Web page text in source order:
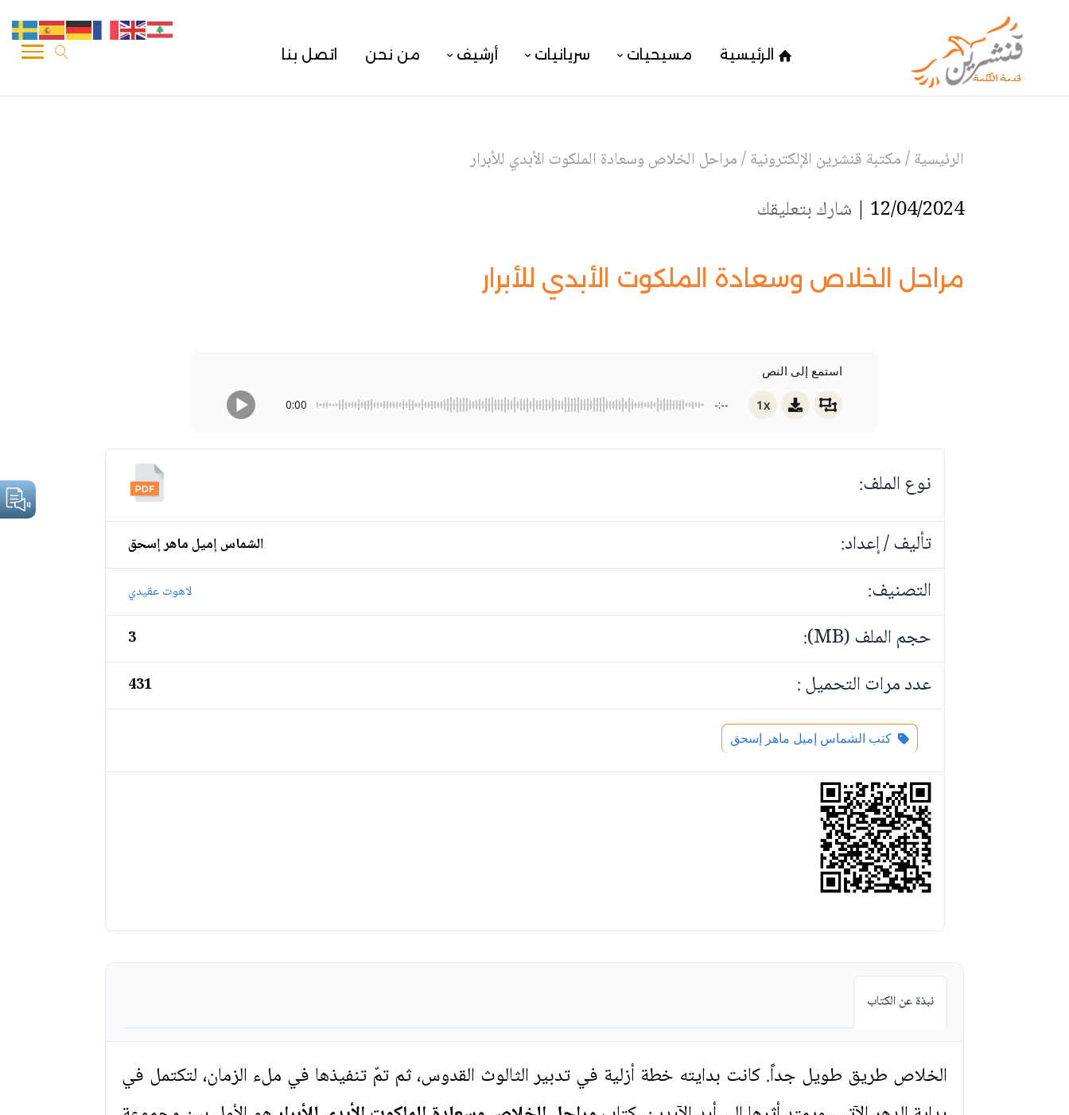
الرئيسية مسيحيات سريانيات أرشيف من نحن اتصل بنا
الرئيسية/مكتبة قنشرين الإلكترونية/مراحل الخلاص وسعادة الملكوت الأبدي للأبرار
12/04/2024 | شارك بتعليقك
مراحل الخلاص وسعادة الملكوت الأبدي للأبرار
استمع إلى النص
0:00 -:-- 1x
نوع الملف:
تأليف / إعداد:
الشماس إميل ماهر إسحق
التصنيف: لاهوت عقيدي
حجم الملف (MB): 3
عدد مرات التحميل : 431
كتب الشماس إميل ماهر إسحق
نبذة عن الكتاب
الخلاص طريق طويل جداً. كانت بدايته خطة أزلية في تدبير الثالوث القدوس، ثم تمّ تنفيذها في ملء الزمان، لتكتمل في